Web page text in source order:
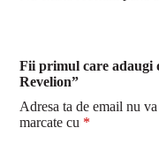
Fii primul care adaugi
Revelion”
Adresa ta de email nu
marcate cu *